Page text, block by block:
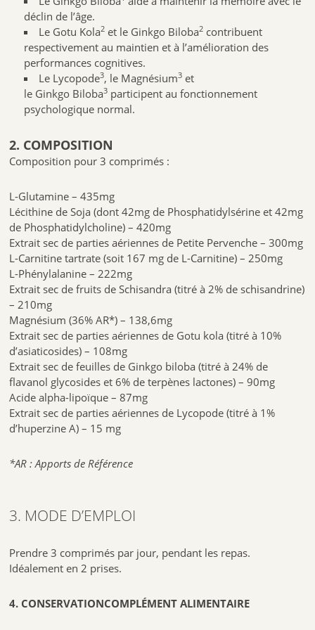
Ce produit n’est pas un médicament et ne peut se substituer à un
régime alimentaire varié, équilibré et à un mode de vie sain. Réservé à
l’adulte. Déconseillé chez les femmes enceintes et allaitantes, chez les
personnes sous anticoagulants ou antidépresseurs, chez les personnes
diabétiques et en cas d’épilepsie et d’acte interventionnel invasif
programmé. Consulter un médecin en cas de prise concomitante
d’anticoagulants ou antiagrégants plaquettaires. Ne pas dépasser la
dose journalière recommandée. MAINTENIR SOIGNEUSEMENT FERMÉ
DANS UN ENDROIT FRAIS, À L’ABRI DE L’HUMIDITÉ. TENIR HORS DE
PORTÉE DES JEUNES ENFANTS.
5060072731245
Retrouvez tous nos conseils sur l'utilisation de
déclin de l’âge.
Le Gotu Kola2 et le Ginkgo Biloba2 contribuent
respectivement au maintien et à l’amélioration des
performances cognitives.
Le Lycopode3, le Magnésium3 et
le Ginkgo Biloba3 participent au fonctionnement
psychologique normal.
2. COMPOSITION
Composition pour 3 comprimés :
L-Glutamine – 435mg
Lécithine de Soja (dont 42mg de Phosphatidylsérine et 42mg
de Phosphatidylcholine) – 420mg
Extrait sec de parties aériennes de Petite Pervenche – 300mg
L-Carnitine tartrate (soit 167 mg de L-Carnitine) – 250mg
L-Phénylalanine – 222mg
Extrait sec de fruits de Schisandra (titré à 2% de schisandrine)
– 210mg
Magnésium (36% AR*) – 138,6mg
Extrait sec de parties aériennes de Gotu kola (titré à 10%
d’asiaticosides) – 108mg
Extrait sec de feuilles de Ginkgo biloba (titré à 24% de
flavanol glycosides et 6% de terpènes lactones) – 90mg
Acide alpha-lipoïque – 87mg
Extrait sec de parties aériennes de Lycopode (titré à 1%
d’huperzine A) – 15 mg
*AR : Apports de Référence
3. MODE D’EMPLOI
Prendre 3 comprimés par jour, pendant les repas.
Idéalement en 2 prises.
4. CONSERVATIONCOMPLÉMENT ALIMENTAIRE